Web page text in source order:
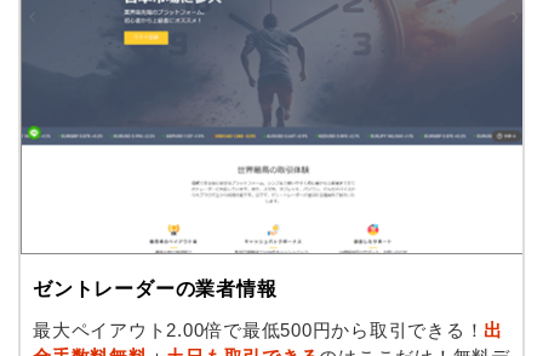
ゼントレーダーの業者情報
最大ペイアウト2.00倍で最低500円から取引できる！ 出